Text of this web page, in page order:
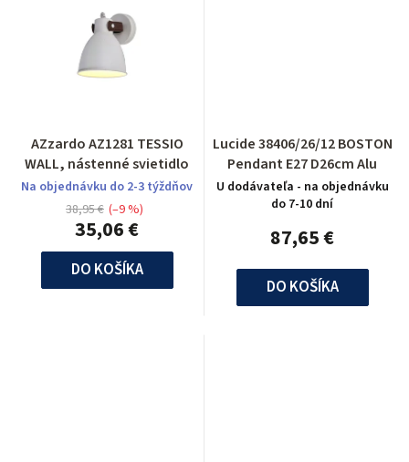
AZzardo AZ1281 TESSIO
WALL, nástenné svietidlo
Na objednávku do 2-3 týždňov
35,06 €
38,95 € (–9 %)
DO KOŠÍKA
Lucide 38406/26/12 BOSTON
Pendant E27 D26cm Alu
U dodávateľa - na objednávku
do 7-10 dní
87,65 €
DO KOŠÍKA